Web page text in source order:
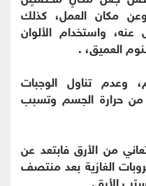
مكان العمل، كذلك
واستخدام الألوان
العميق، .
وعدم تناول الوجبات
من حرارة الجسم وتسبب
من الأرق فابتعد عن
الغازية بعد منتصف
الأرق.